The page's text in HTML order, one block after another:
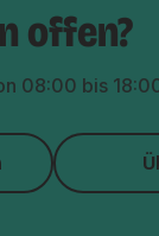
offen?
08:00 bis